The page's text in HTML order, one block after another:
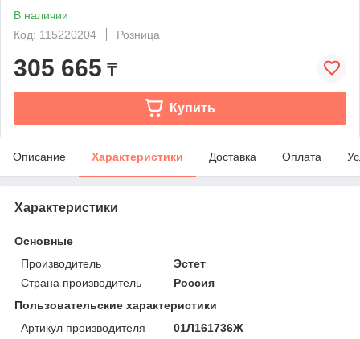
В наличии
Код: 115220204
Розница
305 665 ₸
Купить
Описание Характеристики Доставка Оплата
Характеристики
Основные
Производитель
Эстет
Страна производитель
Россия
Пользовательские характеристики
Артикул производителя
01Л161736Ж